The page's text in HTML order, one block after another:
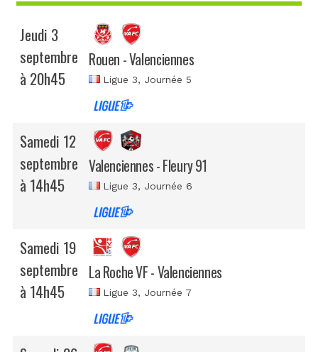
Jeudi 3
septembre
à 20h45
Rouen - Valenciennes
Ligue 3, Journée 5
Samedi 12
septembre
à 14h45
Valenciennes - Fleury 91
Ligue 3, Journée 6
Samedi 19
septembre
à 14h45
La Roche VF - Valenciennes
Ligue 3, Journée 7